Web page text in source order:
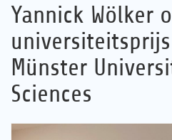
Software
Support & Service
Onderneming
Yannick Wölker
Münster
Sciences